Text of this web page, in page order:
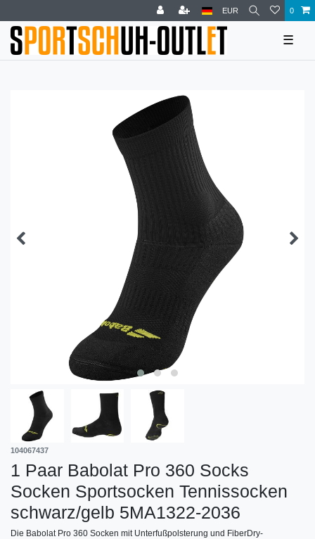
EUR 0
☰
104067437
1 Paar Babolat Pro 360 Socks
Socken Sportsocken Tennissocken
schwarz/gelb 5MA1322-2036
Die Babolat Pro 360 Socken mit Unterfußpolsterung und FiberDry-